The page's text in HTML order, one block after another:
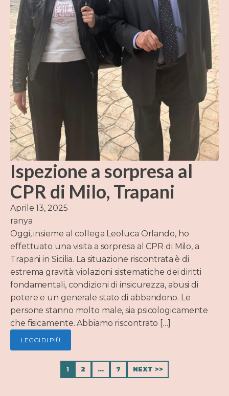
Ispezione a sorpresa al
CPR di Milo, Trapani
Aprile 13, 2025
ranya
Oggi, insieme al collega Leoluca Orlando, ho
effettuato una visita a sorpresa al CPR di Milo, a
Trapani in Sicilia. La situazione riscontrata è di
estrema gravità: violazioni sistematiche dei diritti
fondamentali, condizioni di insicurezza, abusi di
potere e un generale stato di abbandono. Le
persone stanno molto male, sia psicologicamente
che fisicamente. Abbiamo riscontrato […]
LEGGI DI PIÙ
1 2 … 7 NEXT >>